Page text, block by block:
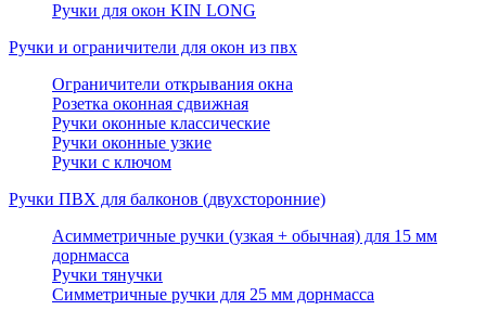
Ручки для окон KIN LONG
Ручки и ограничители для окон из пвх
Ограничители открывания окна
Розетка оконная сдвижная
Ручки оконные классические
Ручки оконные узкие
Ручки с ключом
Ручки ПВХ для балконов (двухсторонние)
Асимметричные ручки (узкая + обычная) для 15 мм
дорнмасса
Ручки тянучки
Симметричные ручки для 25 мм дорнмасса